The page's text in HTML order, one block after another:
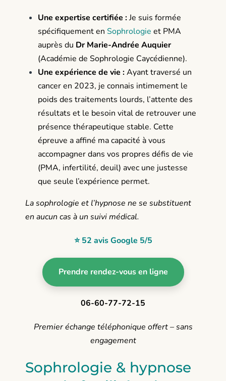
Une expertise certifiée :Je suis formée
spécifiquement en Sophrologie et PMA
auprès du Dr Marie-Andrée Auquier
(Académie de Sophrologie Caycédienne).
Une expérience de vie :Ayant traversé un
cancer en 2023, je connais intimement le
poids des traitements lourds, l’attente des
résultats et le besoin vital de retrouver une
présence thérapeutique stable. Cette
épreuve a affiné ma capacité à vous
accompagner dans vos propres défis de vie
(PMA, infertilité, deuil) avec une justesse
que seule l’expérience permet.
La sophrologie et l’hypnose ne se substituent
en aucun cas à un suivi médical.
⭐ 52 avis Google 5/5
Prendre rendez-vous en ligne
06-60-77-72-15
Premier échange téléphonique offert – sans
engagement
Sophrologie & hypnose